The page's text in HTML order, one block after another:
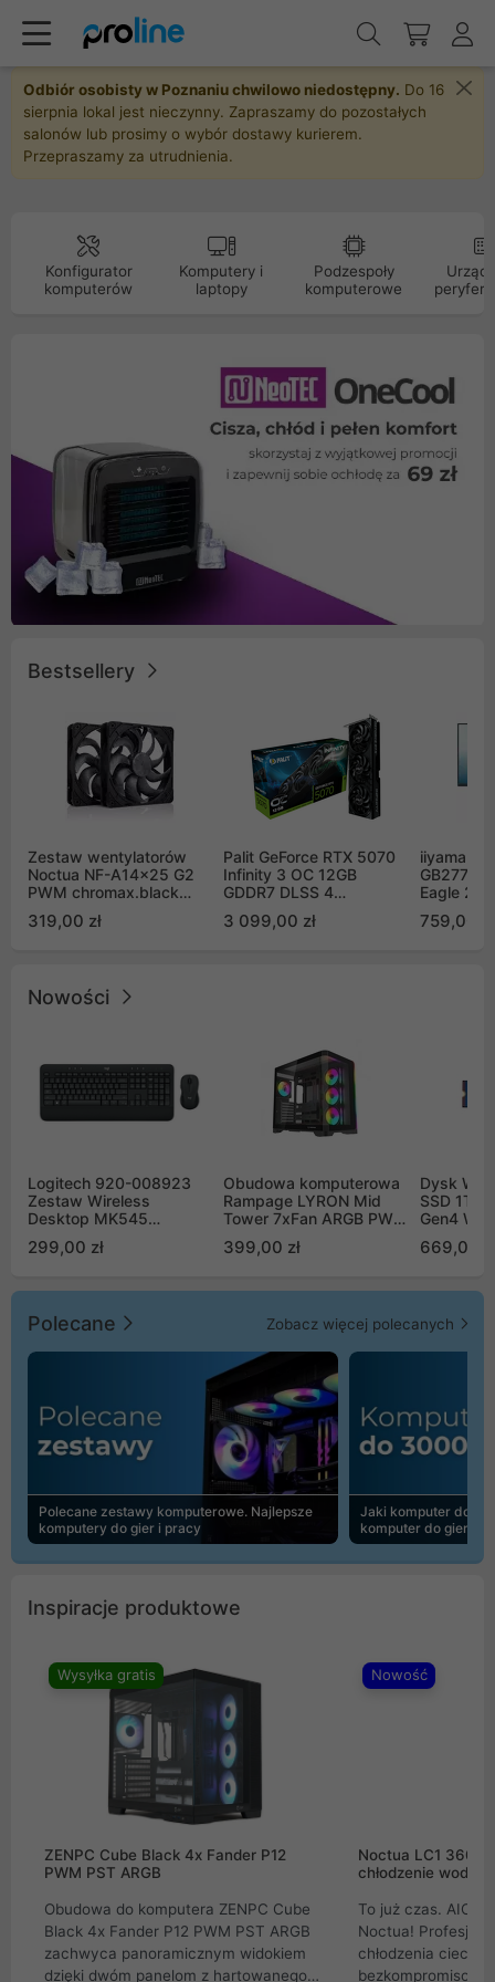
Odbiór osobisty w Poznaniu chwilowo niedostępny. Do 16
sierpnia lokal jest nieczynny. Zapraszamy do pozostałych
salonów lub prosimy o wybór dostawy kurierem.
Przepraszamy za utrudnienia.
Konfigurator
komputerów
Komputery i
laptopy
Podzespoły
komputerowe
Bestsellery
Zestaw wentylatorów
Noctua NF-A14x25 G2
PWM chromax.black
Push Pull (2szt)
319,00 zł
Palit GeForce RTX 5070
Infinity 3 OC 12GB
GDDR7 DLSS 4
GB2050S)
3 099,00 zł
iiyama G-
Eagle 27"
759,00 zł
Nowości
Logitech 920-008923
Zestaw Wireless
Desktop MK545
299,00 zł
Obudowa komputerowa
Rampage LYRON Mid
Tower 7xFan ARGB PWM
399,00 zł
Dysk WD
SSD 1TB
Gen4
669,00
Polecane Zobacz więcej polecanych
Polecane zestawy komputerowe. Najlepsze
komputery do gier i pracy
Jaki komputer do
komputer do gier |
Inspiracje produktowe
Wysyłka gratis
ZENPC Cube Black 4x Fander P12
PWM PST ARGB
Obudowa do komputera ZENPC Cube
Black 4x Fander P12 PWM PST ARGB
zachwyca panoramicznym widokiem
dzięki dwóm panelom z hartowanego
Nowość
Noctua LC1
chłodzenie wodne
To już czas. AIO
Noctua!
chłodzenia cieczą